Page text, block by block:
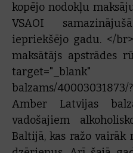
kopējo nodokļu
VSAOI
iepriekšējo gadu. </
maksātājs apstrādes
target="_blank"
balzams/40003031873/
Amber Latvijas
vadošajiem
Baltijā, kas ražo vairāk